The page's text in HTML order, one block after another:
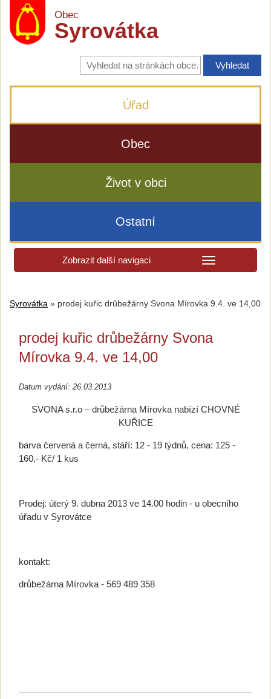
Obec
Syrovátka
Vyhledávání
na
stránkách
Úřad
Obec
Život v obci
Ostatní
Zobrazit další navigaci
Syrovátka » prodej kuřic drůbežárny Svona Mírovka 9.4. ve 14,00
prodej kuřic drůbežárny Svona
Mírovka 9.4. ve 14,00
Datum vydání: 26.03.2013
SVONA s.r.o – drůbežárna Mírovka nabízí CHOVNÉ
KUŘICE
barva červená a černá, stáří: 12 - 19 týdnů, cena: 125 -
160,- Kč/ 1 kus
Prodej: úterý 9. dubna 2013 ve 14.00 hodin - u obecního
úřadu v Syrovátce
kontakt:
drůbežárna Mírovka - 569 489 358